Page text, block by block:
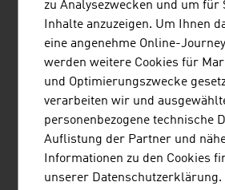
MARK
MARK baut auf über 100 Jahre
heute zu den weltweit führenden
Metallumformtechnik.
zu Analysezwecken und um für
Inhalte anzuzeigen. Um Ihnen
eine angenehme Online-
werden weitere Cookies für
und Optimierungszwecke
verarbeiten wir und
personenbezogene technische
Auflistung der Partner und
Informationen zu den Cookies
unserer Datenschutzerklärung.